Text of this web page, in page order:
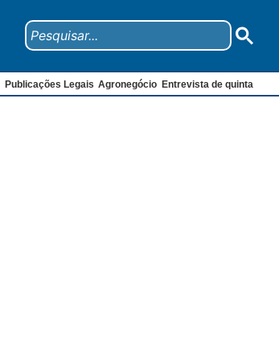
Publicações Legais Agronegócio Entrevista de quinta